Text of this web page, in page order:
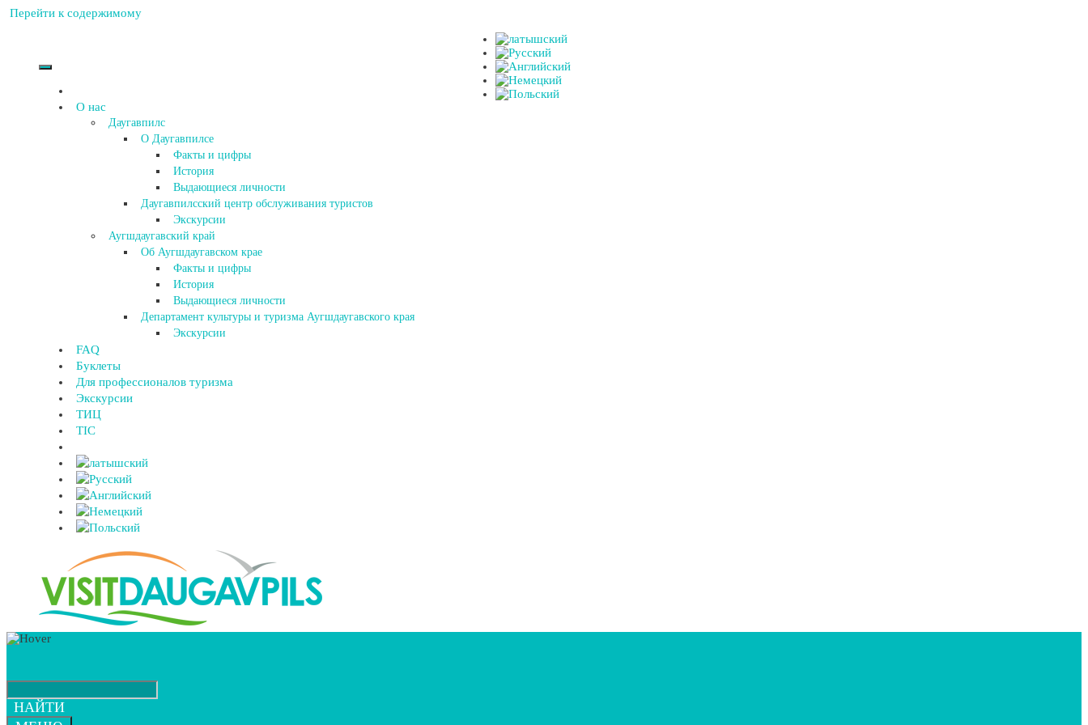
Перейти к содержимому
О нас
Даугавпилс
О Даугавпилсе
Факты и цифры
История
Выдающиеся личности
Даугавпилсский центр обслуживания туристов
Экскурсии
Аугшдаугавский край
Об Аугшдаугавском крае
Факты и цифры
История
Выдающиеся личности
Департамент культуры и туризма Аугшдаугавского края
Экскурсии
FAQ
Буклеты
Для профессионалов туризма
Экскурсии
ТИЦ
TIC
НАЙТИ